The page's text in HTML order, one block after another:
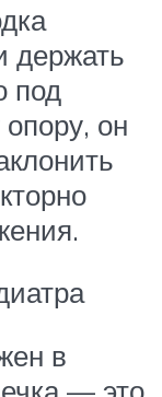
держать
под
он
в